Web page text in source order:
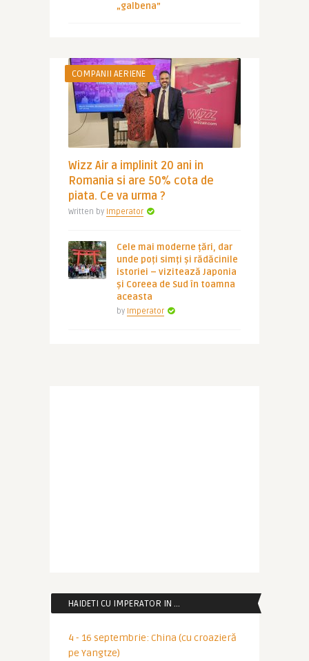
„galbena”
COMPANII AERIENE
Wizz Air a implinit 20 ani in
Romania si are 50% cota de
piata. Ce va urma ?
Written by Imperator
Cele mai moderne țări, dar
unde poți simți și rădăcinile
istoriei – vizitează Japonia
și Coreea de Sud în toamna
aceasta
by Imperator
HAIDETI CU IMPERATOR IN …
4 - 16 septembrie: China (cu croazieră
pe Yangtze)